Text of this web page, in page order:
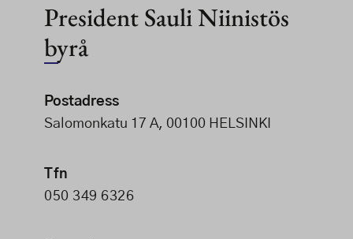
President Sauli Niinistös
byrå
Postadress
Salomonkatu 17 A, 00100 HELSINKI
Tfn
050 349 6326